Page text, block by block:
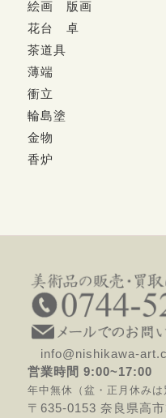
絵画 版画
花台 卓
茶道具
薄端
衝立
輪島塗
金物
香炉
info@nishikawa-
営業時間 9:00~17:00
年中無休（盆・正月休みは
〒635-0153 奈良県高